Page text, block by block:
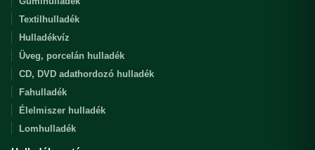
Textilhulladék
Hulladékvíz
Üveg, porcelán hulladék
CD, DVD adathordozó hulladék
Fahulladék
Élelmiszer hulladék
Lomhulladék